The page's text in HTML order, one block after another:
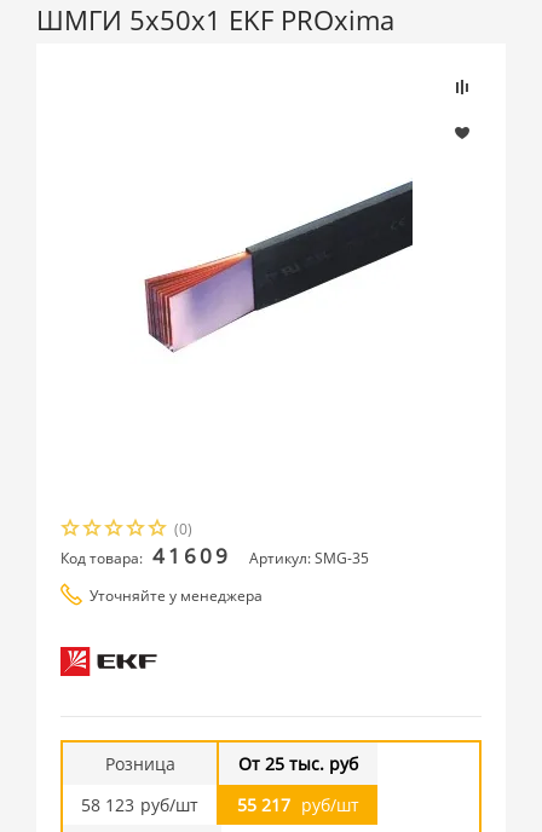
ШМГИ 5x50x1 EKF PROxima
(0)
Код товара: 41609
Артикул: SMG-35
Уточняйте у менеджера
Розница
58 123 руб/шт
От 25 тыс. руб
55 217 руб/шт